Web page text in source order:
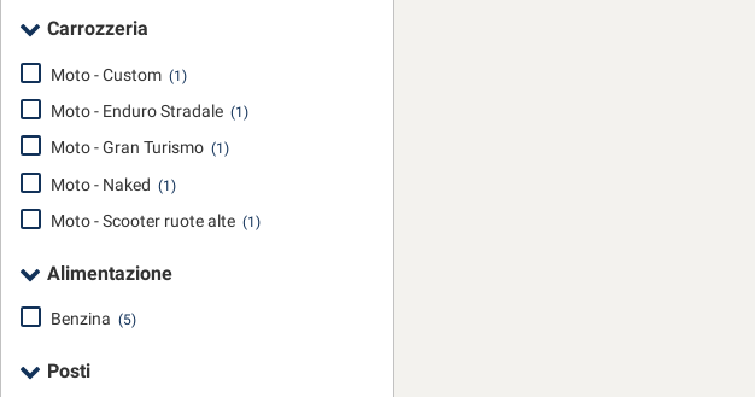
Carrozzeria
Moto - Custom (1)
Moto - Enduro Stradale (1)
Moto - Gran Turismo (1)
Moto - Naked (1)
Moto - Scooter ruote alte (1)
Alimentazione
Benzina (5)
Posti
Cookie delle preferenze
Cookie analitici